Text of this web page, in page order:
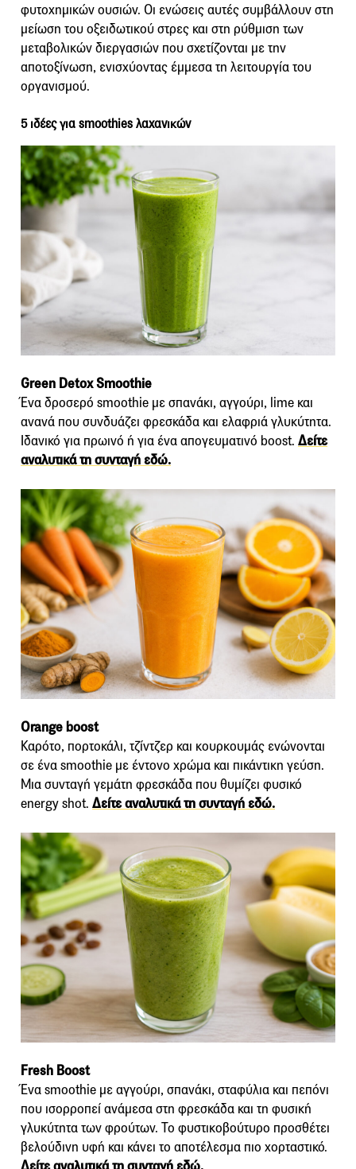
φυτοχημικών ουσιών. Οι ενώσεις αυτές συμβάλλουν στη
μείωση του οξειδωτικού στρες και στη ρύθμιση των
μεταβολικών διεργασιών που σχετίζονται με την
αποτοξίνωση, ενισχύοντας έμμεσα τη λειτουργία του
οργανισμού.
5 ιδέες για smoothies λαχανικών
Green Detox Smoothie
Ένα δροσερό smoothie με σπανάκι, αγγούρι, lime και
ανανά που συνδυάζει φρεσκάδα και ελαφριά γλυκύτητα.
Ιδανικό για πρωινό ή για ένα απογευματινό boost. Δείτε
αναλυτικά τη συνταγή εδώ.
Orange boost
Καρότο, πορτοκάλι, τζίντζερ και κουρκουμάς ενώνονται
σε ένα smoothie με έντονο χρώμα και πικάντικη γεύση.
Μια συνταγή γεμάτη φρεσκάδα που θυμίζει φυσικό
energy shot. Δείτε αναλυτικά τη συνταγή εδώ.
Fresh Boost
Ένα smoothie με αγγούρι, σπανάκι, σταφύλια και πεπόνι
που ισορροπεί ανάμεσα στη φρεσκάδα και τη φυσική
γλυκύτητα των φρούτων. Το φυστικοβούτυρο προσθέτει
βελούδινη υφή και κάνει το αποτέλεσμα πιο χορταστικό.